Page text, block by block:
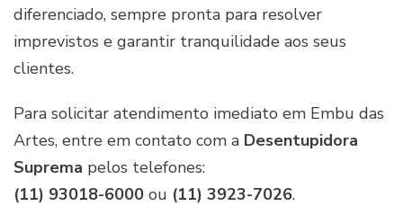
diferenciado, sempre pronta para resolver
imprevistos e garantir tranquilidade aos seus
clientes.
Para solicitar atendimento imediato em Embu das
Artes, entre em contato com a Desentupidora
Suprema pelos telefones:
(11) 93018-6000 ou (11) 3923-7026.